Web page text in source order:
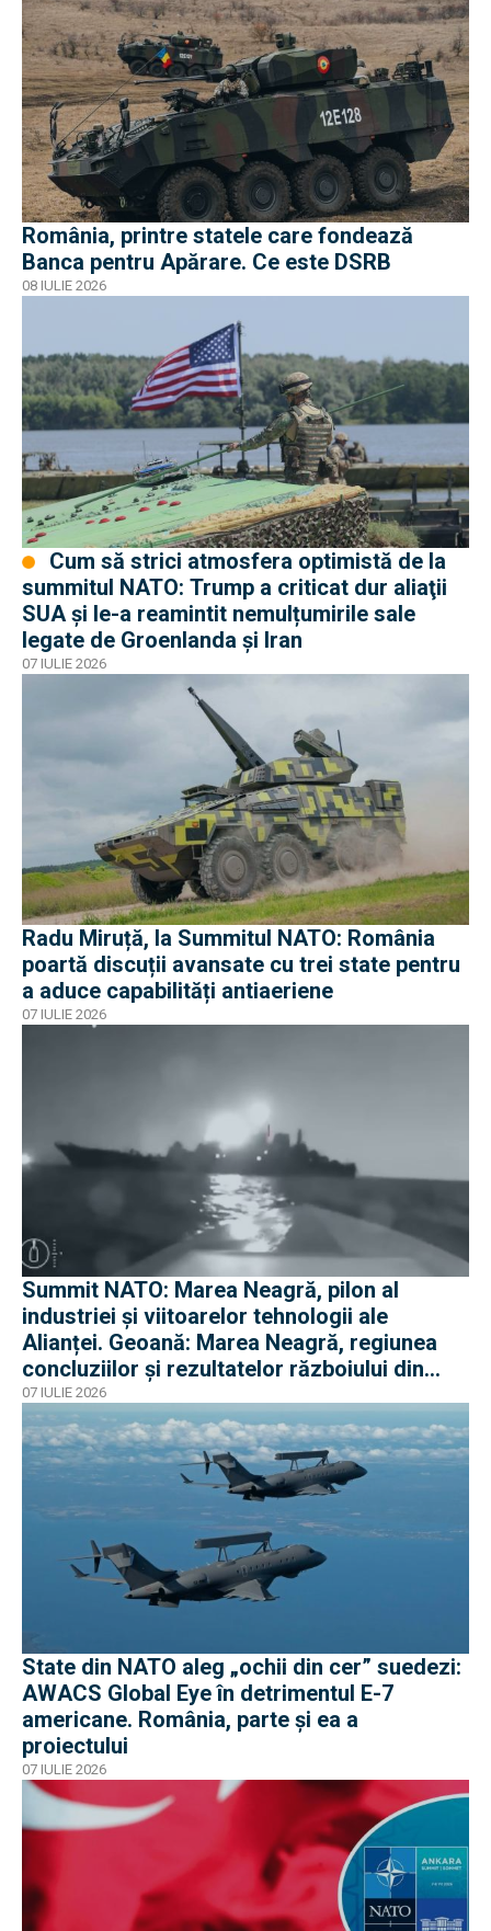
România, printre statele care fondează
Banca pentru Apărare. Ce este DSRB
08 IULIE 2026
summitul NATO: Trump a criticat dur aliaţii
SUA şi le-a reamintit nemulțumirile sale
legate de Groenlanda şi Iran
07 IULIE 2026
Radu Miruță, la Summitul NATO: România
poartă discuții avansate cu trei state pentru
a aduce capabilități antiaeriene
07 IULIE 2026
Summit NATO: Marea Neagră, pilon al
industriei și viitoarelor tehnologii ale
Alianței. Geoană: Marea Neagră, regiunea
concluziilor și rezultatelor războiului din
Ucraina
07 IULIE 2026
State din NATO aleg „ochii din cer” suedezi:
AWACS Global Eye în detrimentul E-7
americane. România, parte și ea a
proiectului
07 IULIE 2026